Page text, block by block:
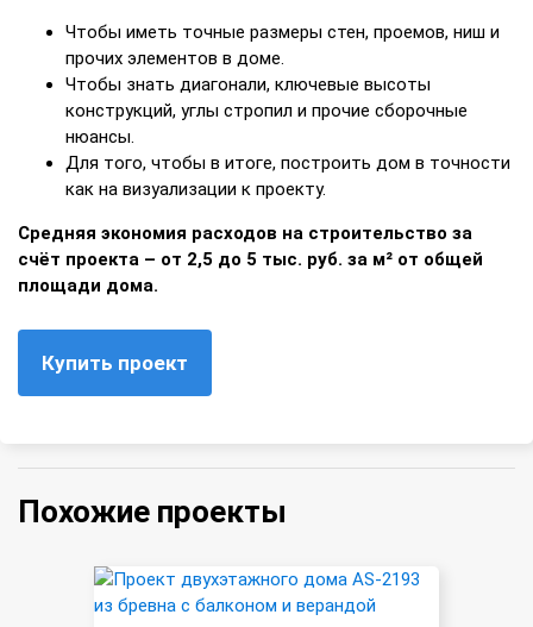
Чтобы иметь точные размеры стен, проемов, ниш и
прочих элементов в доме.
Чтобы знать диагонали, ключевые высоты
конструкций, углы стропил и прочие сборочные
нюансы.
Для того, чтобы в итоге, построить дом в точности
как на визуализации к проекту.
Средняя экономия расходов на строительство за
счёт проекта – от 2,5 до 5 тыс. руб. за м² от общей
площади дома.
Купить проект
Похожие проекты